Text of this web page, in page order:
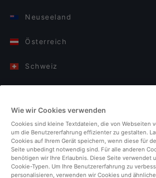
Neuseeland
Österreich
Schweiz
Italien
Finnland
Vereinigtes Königreich
Wie wir Cookies verwenden
Cookies sind kleine Textdateien, die von Webseiten
um die Benutzererfahrung effizienter zu gestalten.
Cookies auf Ihrem Gerät speichern, wenn diese für
Seite unbedingt notwendig sind. Für alle anderen
benötigen wir Ihre Erlaubnis. Diese Seite verwendet
Cookie-Typen. Um Ihre Benutzererfahrung zu
personalisieren, verwenden wir Cookies und